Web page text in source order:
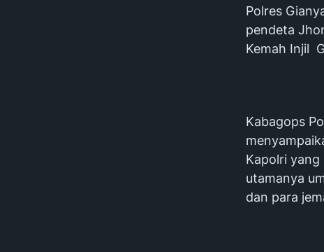
Polres
pendeta
Kemah Injil
Kabagops
Kapolri
utamanya
dan para